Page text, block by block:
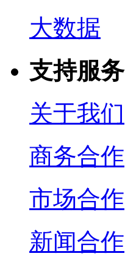
大数据
支持服务
关于我们
商务合作
市场合作
新闻合作